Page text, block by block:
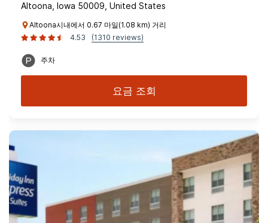
Altoona, Iowa 50009, United States
Altoona시내에서 0.67 마일(1.08 km) 거리
4.53
(1310 reviews)
주차
요금 조회